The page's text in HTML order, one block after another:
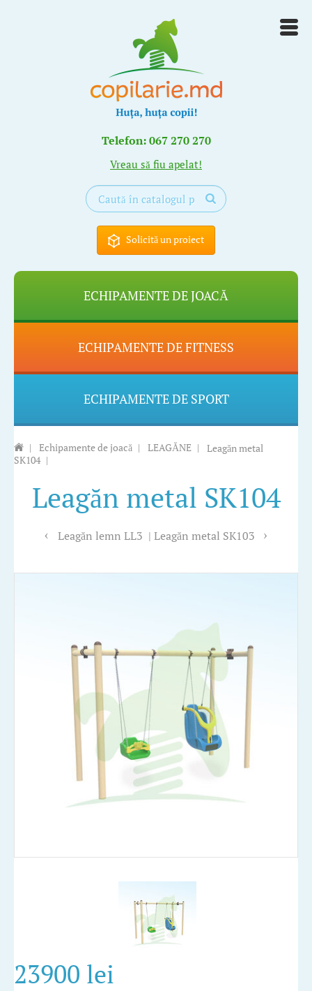
Telefon: 067 270 270
Vreau să fiu apelat!
Solicită un proiect
ECHIPAMENTE DE JOACĂ
ECHIPAMENTE DE FITNESS
ECHIPAMENTE DE SPORT
| Echipamente de joacă | LEAGĂNE |
Leagăn metal
SK104 |
Leagăn metal SK104
Leagăn lemn LL3 Leagăn metal SK103
23900 lei